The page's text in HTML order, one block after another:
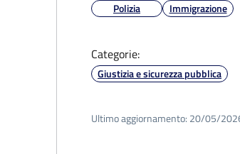
Polizia Immigrazione
Categorie:
Giustizia e sicurezza pubblica
Ultimo aggiornamento: 20/05/